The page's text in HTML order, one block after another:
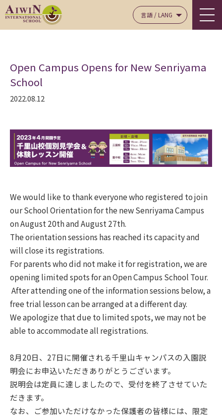
言語 / LANG
Open Campus Opens for New Senriyama
School
2022.08.12
We would like to thank everyone who registered to join
our School Orientation for the new Senriyama Campus
on August 20th and August 27th.
The orientation sessions has reached its capacity and
will close its registrations.
For parents who did not make it for registration, we are
opening limited spots for an Open Campus School Tour.
After attending one of the information sessions below, a
free trial lesson can be arranged at a different day.
We apologize that due to limited spots, we may not be
able to accommodate all registrations.
8月20日、27日に開催される千里山キャンパスの入園説
明会にお申込いただきありがとうございます。
説明会は定員に達しましたので、受付を終了させていた
だきます。
なお、ご参加いただけなかった保護者の皆様には、限定